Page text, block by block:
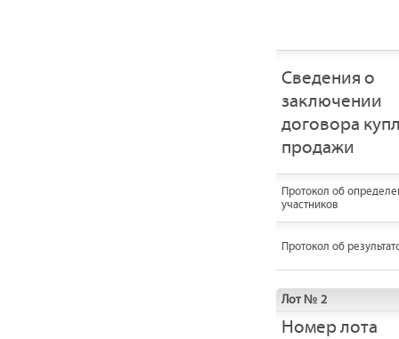
Сведения о
заключении
договора
продажи
Протокол об
участников
Протокол об
Лот № 2
Номер лота